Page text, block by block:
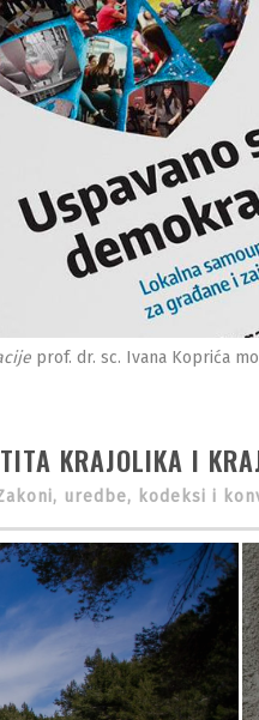
prof. dr. sc. Ivana Koprića
KRAJOLIKA I
uredbe, kodeksi i